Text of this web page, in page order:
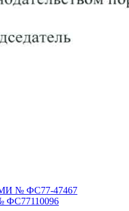
№ ФС77-47467
ФС77110096